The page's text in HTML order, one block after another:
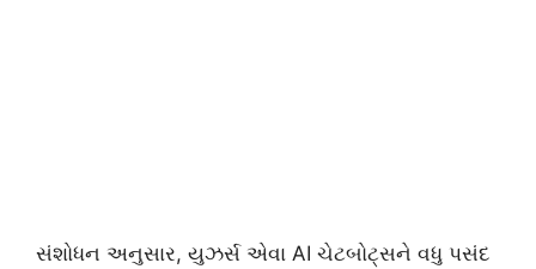
સંશોધન અનુસાર, યુઝર્સ એવા AI ચેટબોટ્સને વધુ પસંદ